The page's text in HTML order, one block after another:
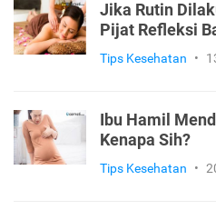
Jika Rutin
Pijat Refleksi
Tips Kesehatan •
Ibu Hamil
Kenapa Sih?
Tips Kesehatan •